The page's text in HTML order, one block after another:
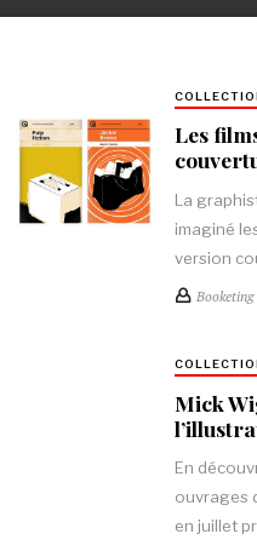
Les
La
imaginé
version
Booketing
Mick
En
ouvrages
en juillet